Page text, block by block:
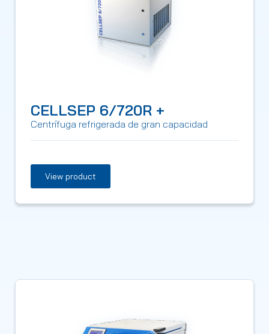
CELLSEP 6/720R +
Centrífuga refrigerada de gran capacidad
View product